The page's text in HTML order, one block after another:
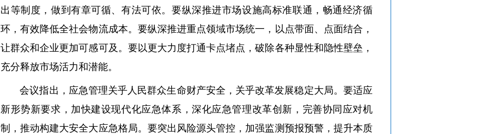
出等制度，做到有章可循、有法可依。要纵深推进市场设施高标准联通，畅通经济循
环，有效降低全社会物流成本。要纵深推进重点领域市场统一，以点带面、点面结合，
让群众和企业更加可感可及。要以更大力度打通卡点堵点，破除各种显性和隐性壁垒，
充分释放市场活力和潜能。
会议指出，应急管理关乎人民群众生命财产安全，关乎改革发展稳定大局。要适应
新形势新要求，加快建设现代化应急体系，深化应急管理改革创新，完善协同应对机
制，推动构建大安全大应急格局。要突出风险源头管控，加强监测预报预警，提升本质